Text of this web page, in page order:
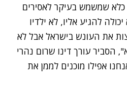
שמשמש בעיקר לאסירים
להגיע אליו, לא ילדיו
את העונש בישראל אבל לא
הסביר עורך דינו שרום נהרי
אפילו מוכנים לממן את